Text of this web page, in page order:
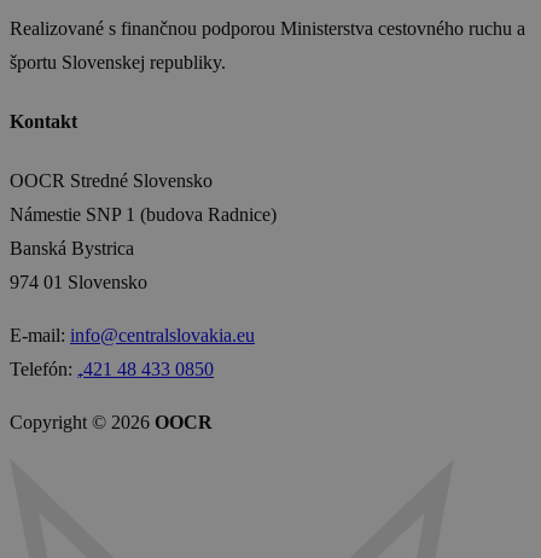
Realizované s finančnou podporou Ministerstva cestovného ruchu a
športu Slovenskej republiky.
Kontakt
OOCR Stredné Slovensko
Námestie SNP 1 (budova Radnice)
Banská Bystrica
974 01 Slovensko
E-mail: info@centralslovakia.eu
Telefón: ₊421 48 433 0850
Copyright © 2026 OOCR